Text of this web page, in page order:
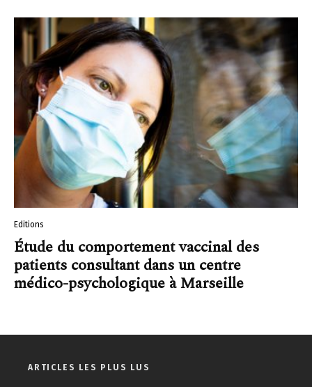
Editions
Étude du comportement vaccinal des
patients consultant dans un centre
médico-psychologique à Marseille
ARTICLES LES PLUS LUS